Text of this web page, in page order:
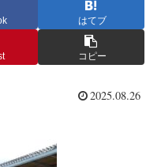
はてブ
コピー
2025.08.26